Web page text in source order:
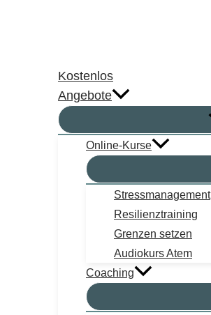
Kostenlos
Angebote
Online-Kurse
Stressmanagement
Resilienztraining
Grenzen setzen
Audiokurs Atem
Coaching